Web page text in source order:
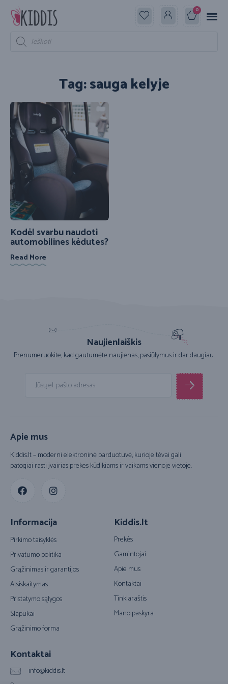
0
Tag: sauga kelyje
Kodėl svarbu naudoti
automobilines kėdutes?
Read More
Naujienlaiškis
Prenumeruokite, kad gautumėte naujienas, pasiūlymus ir dar daugiau.
Apie mus
Kiddis.lt – moderni elektroninė parduotuvė, kurioje tėvai gali
patogiai rasti įvairias prekes kūdikiams ir vaikams vienoje vietoje.
Informacija
Pirkimo taisyklės
Privatumo politika
Grąžinimas ir garantijos
Atsiskaitymas
Pristatymo sąlygos
Slapukai
Grąžinimo forma
Kiddis.lt
Prekės
Gamintojai
Apie mus
Kontaktai
Tinklaraštis
Mano paskyra
Kontaktai
info@kiddis.lt